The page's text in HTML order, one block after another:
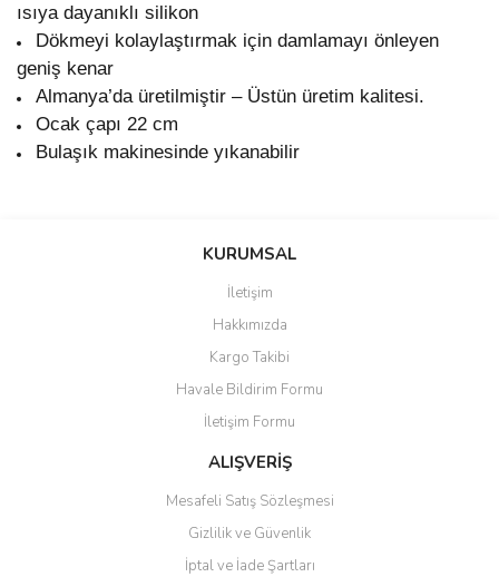
ısıya dayanıklı silikon
Dökmeyi kolaylaştırmak için damlamayı önleyen
geniş kenar
Almanya’da üretilmiştir – Üstün üretim kalitesi.
Ocak çapı 22 cm
Bulaşık makinesinde yıkanabilir
Bu ürüne ilk yorumu siz yapın!
Ürün resmi kalitesiz, bozuk veya görüntülenemiyor.
Ürün açıklamasında eksik bilgiler bulunuyor.
Ürün bilgilerinde hatalar bulunuyor.
Ürün fiyatı diğer sitelerden daha pahalı.
Bu ürüne benzer farklı alternatifler olmalı.
KURUMSAL
İletişim
Hakkımızda
Kargo Takibi
Havale Bildirim Formu
İletişim Formu
ALIŞVERİŞ
Mesafeli Satış Sözleşmesi
Gizlilik ve Güvenlik
İptal ve İade Şartları